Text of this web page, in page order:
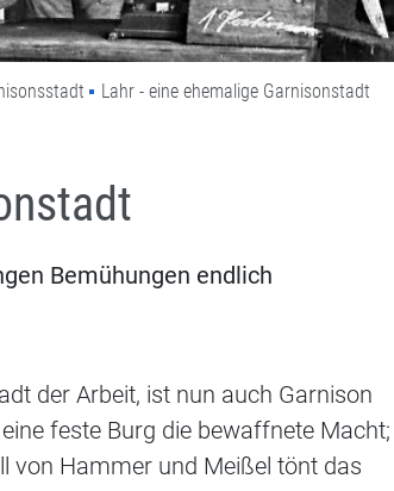
Lahr - eine ehemalige Garnisonstadt
Bemühungen endlich
der Arbeit, ist nun auch Garnison
feste Burg die bewaffnete Macht;
von Hammer und Meißel tönt das